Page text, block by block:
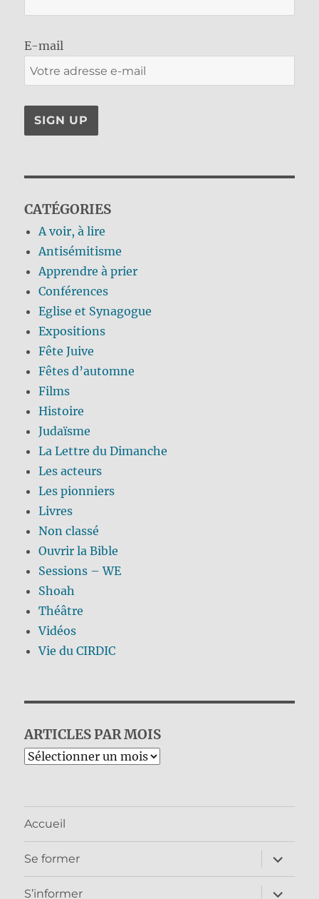
E-mail
CATÉGORIES
A voir, à lire
Antisémitisme
Apprendre à prier
Conférences
Eglise et Synagogue
Expositions
Fête Juive
Fêtes d’automne
Films
Histoire
Judaïsme
La Lettre du Dimanche
Les acteurs
Les pionniers
Livres
Non classé
Ouvrir la Bible
Sessions – WE
Shoah
Théâtre
Vidéos
Vie du CIRDIC
ARTICLES PAR MOIS
Archives
Accueil
Se former
ouvrir
le
sous-
menu
S’informer
ouvrir